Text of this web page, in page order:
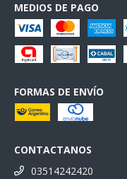
MEDIOS DE PAGO
FORMAS DE ENVÍO
CONTACTANOS
03514242420